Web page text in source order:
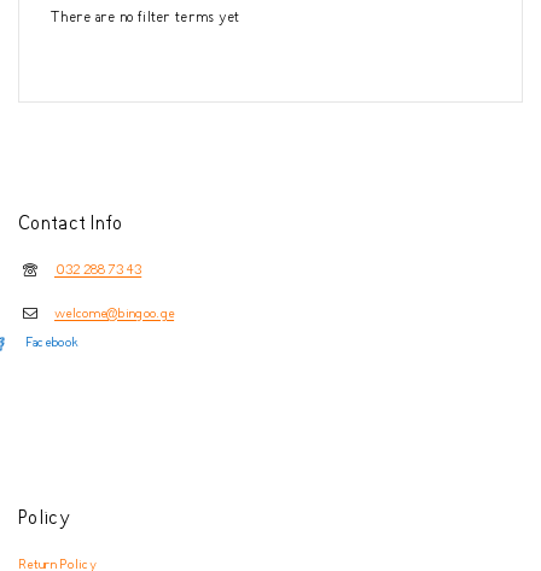
There are no filter terms yet
Contact Info
032 288 73 43
welcome@bingoo.ge
Facebook
Policy
Return Policy